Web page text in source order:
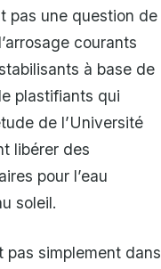
pas une question de
courants
à base de
plastifiants qui
de l’Université
libérer des
pour l’eau
soleil.
pas simplement dans